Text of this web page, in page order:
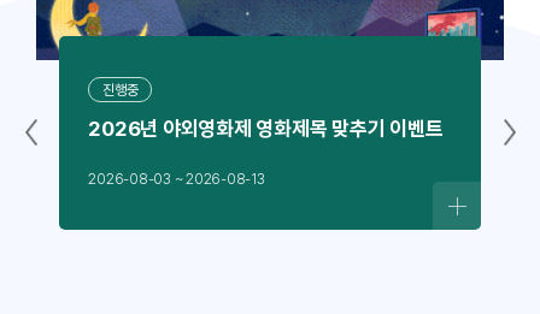
진행중
2026년 야외영화제 영화제목 맞추기 이벤트
2026-08-03 ~ 2026-08-13
바로가기